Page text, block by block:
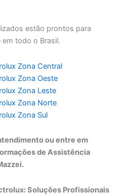
estão prontos para
todo o Brasil.
Zona Central
Zona Oeste
Zona Leste
Zona Norte
Zona Sul
ou entre em
de Assistência
Soluções Profissionais